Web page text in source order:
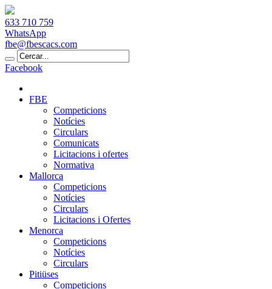
633 710 759
WhatsApp
fbe@fbescacs.com
Facebook
FBE
Competicions
Notícies
Circulars
Comunicats
Licitacions i ofertes
Normativa
Mallorca
Competicions
Notícies
Circulars
Licitacions i Ofertes
Menorca
Competicions
Notícies
Circulars
Pitiüses
Competicions